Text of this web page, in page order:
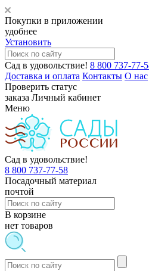
Покупки в приложении
удобнее
Установить
Сад в удовольствие! 8 800 737-77-
Доставка и оплата Контакты О нас
Проверить статус
заказа Личный кабинет
Меню
Сад в удовольствие!
8 800 737-77-58
Посадочный материал
почтой
В корзине
нет товаров